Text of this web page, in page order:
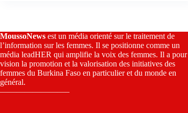
MoussoNews est un média orienté sur le traitement de
l’information sur les femmes. Il se positionne comme un
média leadHER qui amplifie la voix des femmes. Il a pour
vision la promotion et la valorisation des initiatives des
femmes du Burkina Faso en particulier et du monde en
général.
————————–